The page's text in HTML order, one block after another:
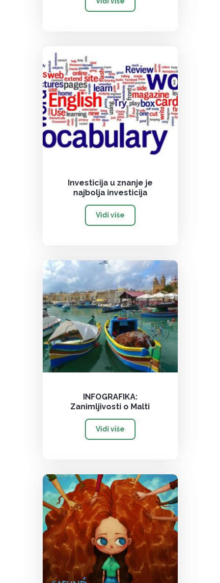
Investicija u znanje je
najbolja investicija
Vidi više
INFOGRAFIKA:
Zanimljivosti o Malti
Vidi više